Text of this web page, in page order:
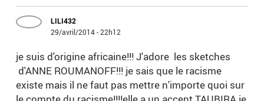
LILI432
29/avril/2014 - 22h12
je suis d'origine africaine!!! J'adore les sketches
d'ANNE ROUMANOFF!!! je sais que le racisme
existe mais il ne faut pas mettre n'importe quoi sur